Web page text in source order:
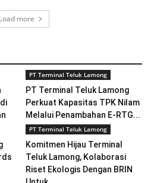
Load more
PT Terminal Teluk Lamong
PT Terminal Teluk Lamong
Perkuat Kapasitas TPK Nilam
Melalui Penambahan E-RTG...
PT Terminal Teluk Lamong
Komitmen Hijau Terminal
Teluk Lamong, Kolaborasi
Riset Ekologis Dengan BRIN